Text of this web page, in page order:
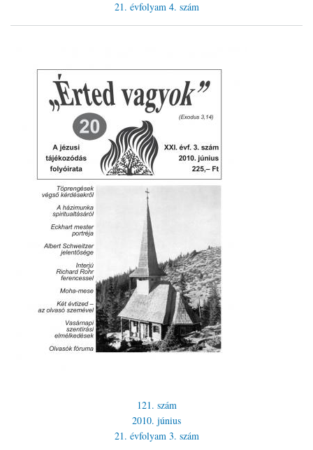
21. évfolyam 4. szám
121. szám
2010. június
21. évfolyam 3. szám